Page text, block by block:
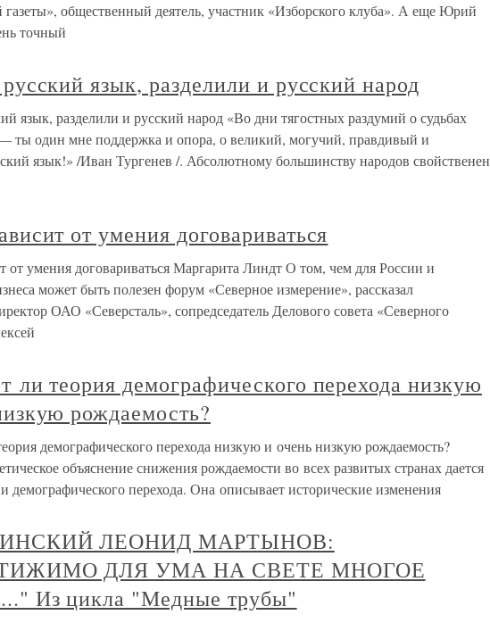
газеты», общественный деятель, участник «Изборского клуба». А еще Юрий
точный
язык, разделили и русский народ
язык, разделили и русский народ «Во дни тягостных раздумий о судьбах
ты один мне поддержка и опора, о великий, могучий, правдивый и
язык!» /Иван Тургенев /. Абсолютному большинству народов свойственен
от умения договариваться
от умения договариваться Маргарита Линдт О том, чем для России и
может быть полезен форум «Северное измерение», рассказал
ОАО «Северсталь», сопредседатель Делового совета «Северного
ли теория демографического перехода низкую
рождаемость?
демографического перехода низкую и очень низкую рождаемость?
объяснение снижения рождаемости во всех развитых странах дается
демографического перехода. Она описывает исторические изменения
ЛЕОНИД МАРТЫНОВ:
ДЛЯ УМА НА СВЕТЕ МНОГОЕ
Из цикла "Медные трубы"